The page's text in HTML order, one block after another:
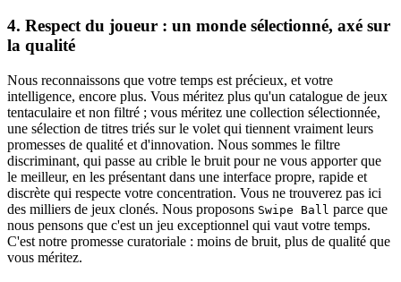
4. Respect du joueur : un monde sélectionné, axé sur
la qualité
Nous reconnaissons que votre temps est précieux, et votre
intelligence, encore plus. Vous méritez plus qu'un catalogue de jeux
tentaculaire et non filtré ; vous méritez une collection sélectionnée,
une sélection de titres triés sur le volet qui tiennent vraiment leurs
promesses de qualité et d'innovation. Nous sommes le filtre
discriminant, qui passe au crible le bruit pour ne vous apporter que
le meilleur, en les présentant dans une interface propre, rapide et
discrète qui respecte votre concentration. Vous ne trouverez pas ici
des milliers de jeux clonés. Nous proposons Swipe Ball parce que
nous pensons que c'est un jeu exceptionnel qui vaut votre temps.
C'est notre promesse curatoriale : moins de bruit, plus de qualité que
vous méritez.